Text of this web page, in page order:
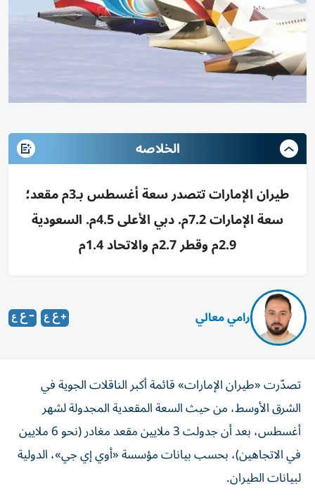
الخلاصه
طيران الإمارات تتصدر سعة أغسطس بـ3م مقعد؛
سعة الإمارات 7.2م. دبي الأعلى 4.5م. السعودية
2.9م وقطر 2.7م والاتحاد 1.4م
رامي معالي
تصدّرت «طيران الإمارات» قائمة أكبر الناقلات الجوية في
الشرق الأوسط، من حيث السعة المقعدية المجدولة لشهر
أغسطس، بعد أن جدولت 3 ملايين مقعد مغادر (نحو 6 ملايين
في الاتجاهين)، بحسب بيانات مؤسسة «أوي إي جي»، الدولية
لبيانات الطيران.